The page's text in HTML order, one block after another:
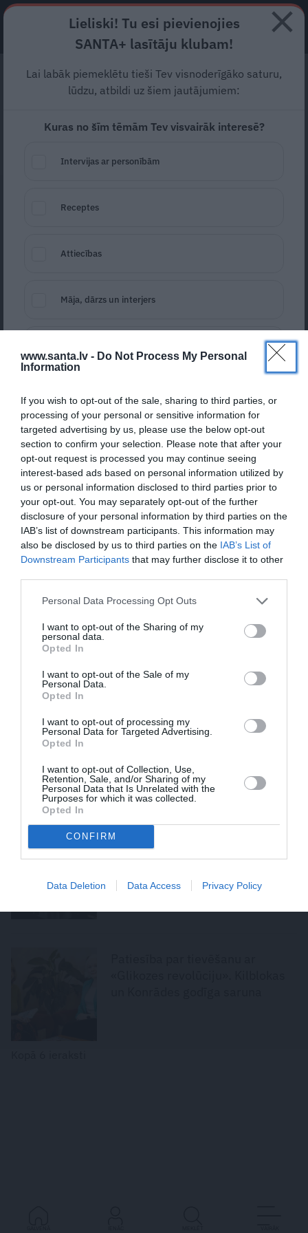
www.santa.lv - Do Not Process My Personal
Information
If you wish to opt-out of the sale, sharing to third parties, or
processing of your personal or sensitive information for
targeted advertising by us, please use the below opt-out
section to confirm your selection. Please note that after your
opt-out request is processed you may continue seeing
interest-based ads based on personal information utilized by
us or personal information disclosed to third parties prior to
your opt-out. You may separately opt-out of the further
disclosure of your personal information by third parties on the
IAB’s list of downstream participants. This information may
also be disclosed by us to third parties on the IAB’s List of
Downstream Participants that may further disclose it to other
Personal Data Processing Opt Outs
I want to opt-out of the Sharing of my
personal data.
Opted In
I want to opt-out of the Sale of my
Personal Data.
Opted In
I want to opt-out of processing my
Personal Data for Targeted Advertising.
Opted In
I want to opt-out of Collection, Use,
Retention, Sale, and/or Sharing of my
Personal Data that Is Unrelated with the
Purposes for which it was collected.
Opted In
CONFIRM
Data Deletion Data Access Privacy Policy
ABONĒ
Iegrimsti lauku idillē
Laiki mainās, bet lauku romantika ir mūžīga vērtība!
Vasarā latvieša sirds ilgojas pēc miera, dabas un labas
stāsti ir kā radīti tam, lai tu uz brīdi apstātos, ieelpotu
zem ābeles, terasē vai pie jūras.
SANTA+ tikai par 1 eiro mēnesī! 📖✨
«Piedot nenozīmē aizmirst vai
padarīt notikušo nenozīmīgu.»
domām par pagātni
Endokrinoloģe Ilze Konrāde: Ja
runājam par ilgmūžību,
intervālam starp ēdienreizēm ir
milzīga nozīme
«Ieraudzīju un nodomāju: ja viņa
nebūs mana sieva, esmu
lūzeris.» Mareks un Agnese
«Izvēlos sevi.» Zane Rēvalde
pavisam atklāti par mobingu
šķiršanos
«Gribēju pierādīt, ka arī skuķis no
Latvijas to var!» Linda Karpenko
labākajiem restorāniem
Lieliski! Tu esi pievienojies
SANTA+ lasītāju klubam!
Lai labāk piemeklētu tieši Tev visnoderīgāko saturu,
lūdzu, atbildi uz šiem jautājumiem:
Kuras no šīm tēmām Tev visvairāk interesē?
Intervijas ar personībām
Receptes
Attiecības
Māja, dārzs un interjers
Personīgā izaugsme
Ezoterika
Kad ir tava dzimšanas diena?
(jubilāriem sūtām īpašus pārsteigumus)
Tavs vārds